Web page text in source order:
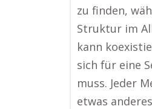
zu finden,
Struktur im
kann
sich für eine
muss. Jeder
etwas